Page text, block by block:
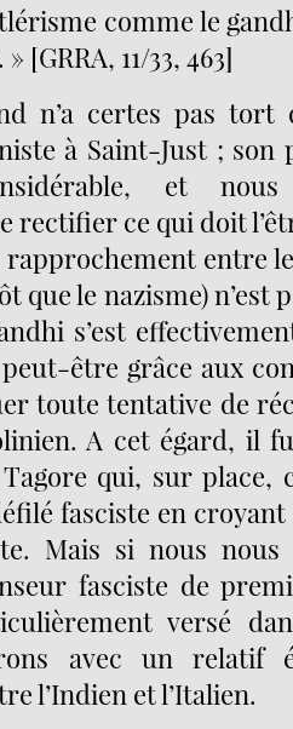
comme le
[GRRA, 11/33, 463]
n’a certes pas
à Saint-Just ; son
et nous
rectifier ce qui doit
rapprochement entre
que le nazisme) n’est
s’est
être grâce aux
toute tentative de
A cet égard, il
qui, sur place,
fasciste en croyant
Mais si nous nous
fasciste de
versé
avec un relatif
l’Indien et l’Italien.